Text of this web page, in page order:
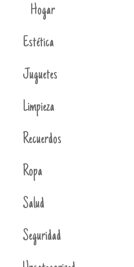
Hogar
Estética
Juguetes
Limpieza
Recuerdos
Ropa
Salud
Seguridad